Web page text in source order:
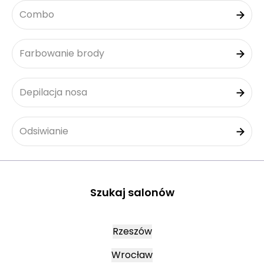
Combo
Farbowanie brody
Depilacja nosa
Odsiwianie
Szukaj salonów
Rzeszów
Wrocław